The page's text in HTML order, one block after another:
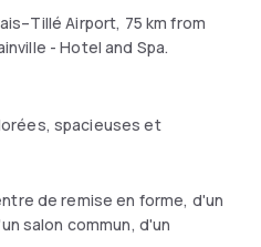
Airport, 75 km from
- Hotel and Spa.
spacieuses et
de remise en forme, d'un
salon commun, d'un